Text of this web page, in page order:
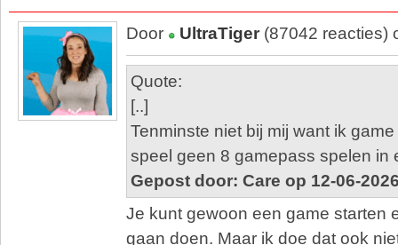
Door UltraTiger (87042 reacties)
Quote:
[..]
Tenminste niet bij mij want ik
speel geen 8 gamepass spelen in
Gepost door: Care op 12-06-
Je kunt gewoon een game starten
gaan doen. Maar ik doe dat ook